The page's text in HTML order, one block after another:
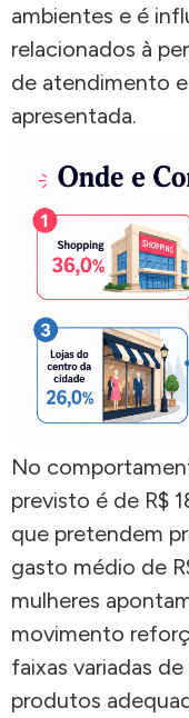
ambientes e é
relacionados à
de atendimento
apresentada.
No
previsto é de R$
que pretendem
gasto médio de
mulheres
movimento
faixas variadas
produtos